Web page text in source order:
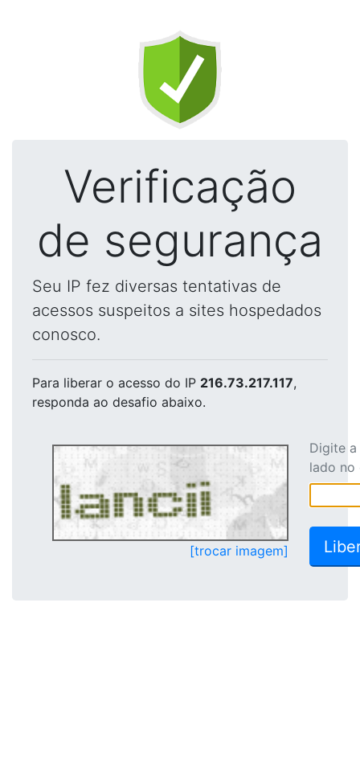
Verificação
de segurança
Seu IP fez diversas tentativas de
acessos suspeitos a sites hospedados
conosco.
Para liberar o acesso do IP 216.73.217.117,
responda ao desafio abaixo.
[trocar imagem]
Digite
lado no